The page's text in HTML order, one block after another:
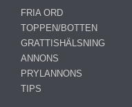
FRIA ORD
TOPPEN/BOTTEN
GRATTISHÄLSNING
ANNONS
PRYLANNONS
TIPS